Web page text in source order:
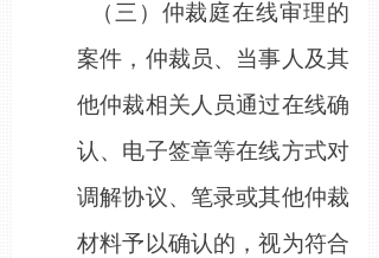
（三）仲裁庭在线审理的
案件，仲裁员、当事人及其
他仲裁相关人员通过在线确
认、电子签章等在线方式对
调解协议、笔录或其他仲裁
材料予以确认的，视为符合